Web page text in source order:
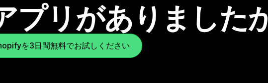
プリがありました
を3日間無料でお試しください